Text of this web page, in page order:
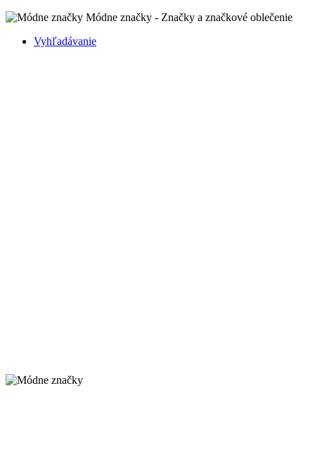
Módne značky - Značky a značkové oblečenie
Vyhľadávanie